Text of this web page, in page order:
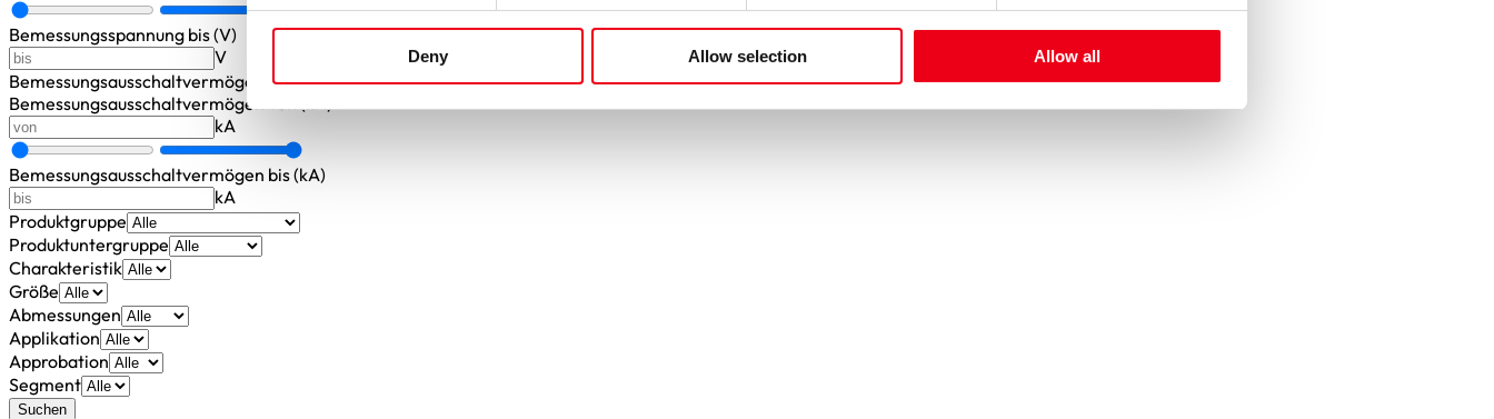
Deny Allow selection Allow all
Bemessungsspannung bis (V)
V
Bemessungsausschaltvermögen
von ... bis
Bemessungsausschaltvermögen von (kA)
kA
Bemessungsausschaltvermögen bis (kA)
kA
Produktgruppe
Produktuntergruppe
Charakteristik
Größe
Abmessungen
Applikation
Approbation
Segment
Suchen